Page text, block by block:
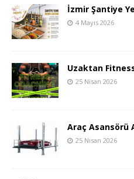
İzmir Şantiye
4 Mayıs 2026
Uzaktan
25 Nisan 2026
Araç Asansörü
25 Nisan 2026